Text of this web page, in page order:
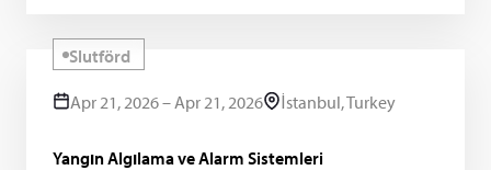
Slutförd
Apr 21, 2026 – Apr 21, 2026 İstanbul, Turkey
Yangın Algılama ve Alarm Sistemleri